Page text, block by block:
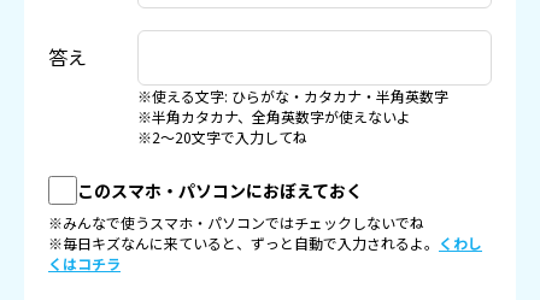
答え
※使える文字: ひらがな・カタカナ・半角英数字
※半角カタカナ、全角英数字が使えないよ
※2〜20文字で入力してね
このスマホ・パソコンにおぼえておく
※みんなで使うスマホ・パソコンではチェックしないでね
※毎日キズなんに来ていると、ずっと自動で入力されるよ。 くわし
くはコチラ